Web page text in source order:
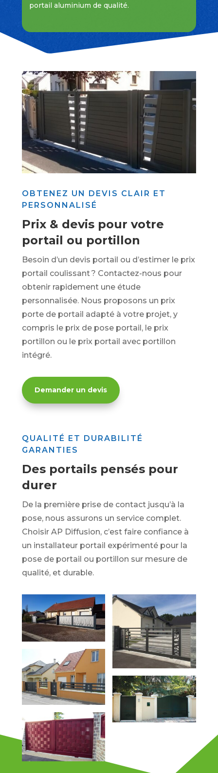
portail aluminium de qualité.
OBTENEZ UN DEVIS CLAIR ET
PERSONNALISÉ
Prix & devis pour votre
portail ou portillon
Besoin d’un devis portail ou d’estimer le prix
portail coulissant ? Contactez-nous pour
obtenir rapidement une étude
personnalisée. Nous proposons un prix
porte de portail adapté à votre projet, y
compris le prix de pose portail, le prix
portillon ou le prix portail avec portillon
intégré.
Demander un devis
QUALITÉ ET DURABILITÉ
GARANTIES
Des portails pensés pour
durer
De la première prise de contact jusqu’à la
pose, nous assurons un service complet.
Choisir AP Diffusion, c’est faire confiance à
un installateur portail expérimenté pour la
pose de portail ou portillon sur mesure de
qualité, et durable.